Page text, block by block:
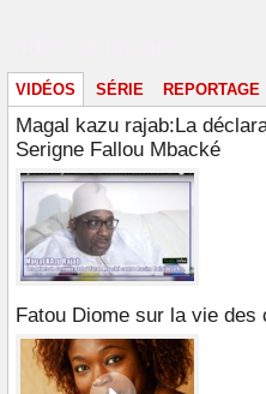
VIDÉOS SÉRIE REPORTAGE
Magal kazu rajab:La
Serigne Fallou Mbacké
Fatou Diome sur la vie des